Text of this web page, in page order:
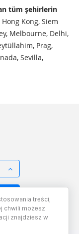
tüm şehirlerin
Kong, Siem
Melbourne, Delhi,
Prag,
Sevilla,
treści,
chwili możesz
znajdziesz w